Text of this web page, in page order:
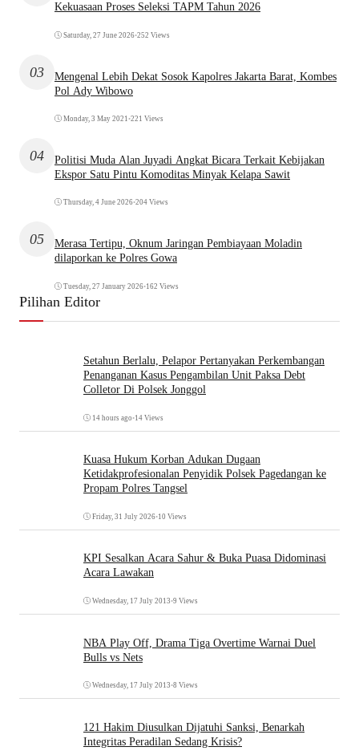
Kekuasaan Proses Seleksi TAPM Tahun 2026
Saturday, 27 June 2026•252 Views
03
Mengenal Lebih Dekat Sosok Kapolres Jakarta Barat, Kombes
Pol Ady Wibowo
Monday, 3 May 2021 •221 Views
04
Politisi Muda Alan Juyadi Angkat Bicara Terkait Kebijakan
Ekspor Satu Pintu Komoditas Minyak Kelapa Sawit
Thursday, 4 June 2026•204 Views
05
Merasa Tertipu, Oknum Jaringan Pembiayaan Moladin
dilaporkan ke Polres Gowa
Tuesday, 27 January 2026•162 Views
Pilihan Editor
Setahun Berlalu, Pelapor Pertanyakan Perkembangan
Penanganan Kasus Pengambilan Unit Paksa Debt
Colletor Di Polsek Jonggol
14 hours ago •14 Views
Kuasa Hukum Korban Adukan Dugaan
Ketidakprofesionalan Penyidik Polsek Pagedangan ke
Propam Polres Tangsel
Friday, 31 July 2026•10 Views
KPI Sesalkan Acara Sahur & Buka Puasa Didominasi
Acara Lawakan
Wednesday, 17 July 2013 •9 Views
NBA Play Off, Drama Tiga Overtime Warnai Duel
Bulls vs Nets
Wednesday, 17 July 2013 •8 Views
121 Hakim Diusulkan Dijatuhi Sanksi, Benarkah
Integritas Peradilan Sedang Krisis?